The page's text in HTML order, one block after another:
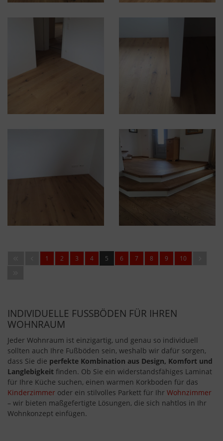
1 2 3 4 5 6 7 8 9 10
INDIVIDUELLE FUSSBÖDEN FÜR IHREN W
OHNRAUM
Jeder Wohnraum ist einzigartig, und genau so individuell
sollten auch Ihre Fußböden sein, weshalb wir dafür sorgen,
dass Sie die perfekte Kombination aus Design, Komfort und
Langlebigkeit finden. Ob Sie ein widerstandsfähiges Laminat
für Ihre Küche suchen, einen warmen Korkboden für das
Kinderzimmer oder ein stilvolles Parkett für Ihr Wohnzimmer
– wir bieten maßgefertigte Lösungen, die sich nahtlos in Ihr
Wohnkonzept einfügen.